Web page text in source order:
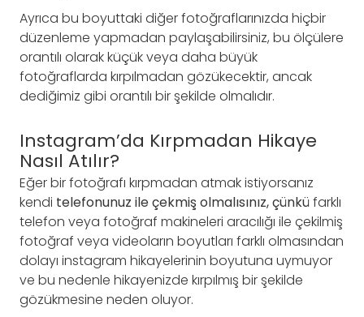
Ayrıca bu boyuttaki diğer fotoğraflarınızda hiçbir
düzenleme yapmadan paylaşabilirsiniz, bu ölçülere
orantılı olarak küçük veya daha büyük
fotoğraflarda kırpılmadan gözükecektir, ancak
dediğimiz gibi orantılı bir şekilde olmalıdır.
Instagram’da Kırpmadan Hikaye
Nasıl Atılır?
Eğer bir fotoğrafı kırpmadan atmak istiyorsanız
kendi telefonunuz ile çekmiş olmalısınız, çünküfarklı
telefon veya fotoğraf makineleri aracılığı ile çekilmiş
fotoğraf veya videoların boyutları farklı olmasından
dolayı instagram hikayelerinin boyutuna uymuyor
ve bu nedenle hikayenizde kırpılmış bir şekilde
gözükmesine neden oluyor.